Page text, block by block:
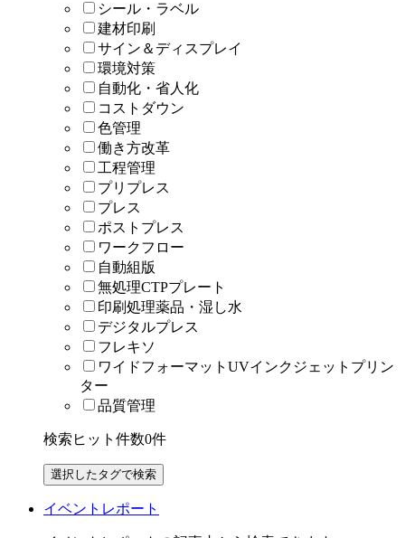
シール・ラベル
建材印刷
サイン＆ディスプレイ
環境対策
自動化・省人化
コストダウン
色管理
働き方改革
工程管理
プリプレス
プレス
ポストプレス
ワークフロー
自動組版
無処理CTPプレート
印刷処理薬品・湿し水
デジタルプレス
フレキソ
ワイドフォーマットUVインクジェットプリン
ター
品質管理
検索ヒット件数0件
イベントレポート